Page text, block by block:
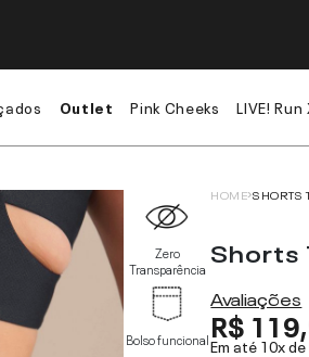
Outlet Pink Cheeks LIVE! Run
Zero
Transparência
Bolso funcional
HOME SHORTS
Shorts
Avaliações
R$
Em até 10x de